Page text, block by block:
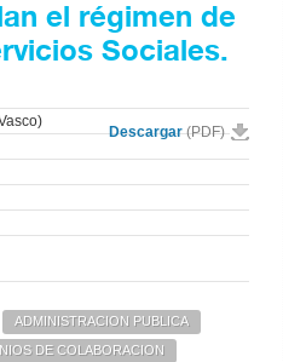
el régimen de
Sociales.
Descargar(PDF)
ADMINISTRACION PUBLICA
DE COLABORACION